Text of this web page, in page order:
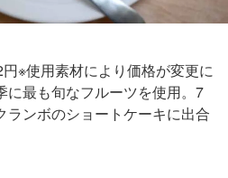
円※使用素材により価格が変更に
に最も旬なフルーツを使用。7
ランボのショートケーキに出合